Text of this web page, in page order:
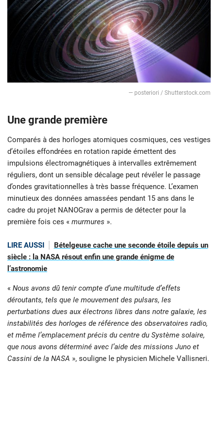
— posteriori / Shutterstock.com
Une grande première
Comparés à des horloges atomiques cosmiques, ces vestiges
d’étoiles effondrées en rotation rapide émettent des
impulsions électromagnétiques à intervalles extrêmement
réguliers, dont un sensible décalage peut révéler le passage
d’ondes gravitationnelles à très basse fréquence. L’examen
minutieux des données amassées pendant 15 ans dans le
cadre du projet NANOGrav a permis de détecter pour la
première fois ces « murmures ».
LIRE AUSSI
Bételgeuse cache une seconde étoile depuis un
siècle : la NASA résout enfin une grande énigme de
l’astronomie
« Nous avons dû tenir compte d’une multitude d’effets
déroutants, tels que le mouvement des pulsars, les
perturbations dues aux électrons libres dans notre galaxie, les
instabilités des horloges de référence des observatoires radio,
et même l’emplacement précis du centre du Système solaire,
que nous avons déterminé avec l’aide des missions Juno et
Cassini de la NASA », souligne le physicien Michele Vallisneri.